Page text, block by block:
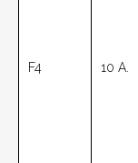
F4 10 A.